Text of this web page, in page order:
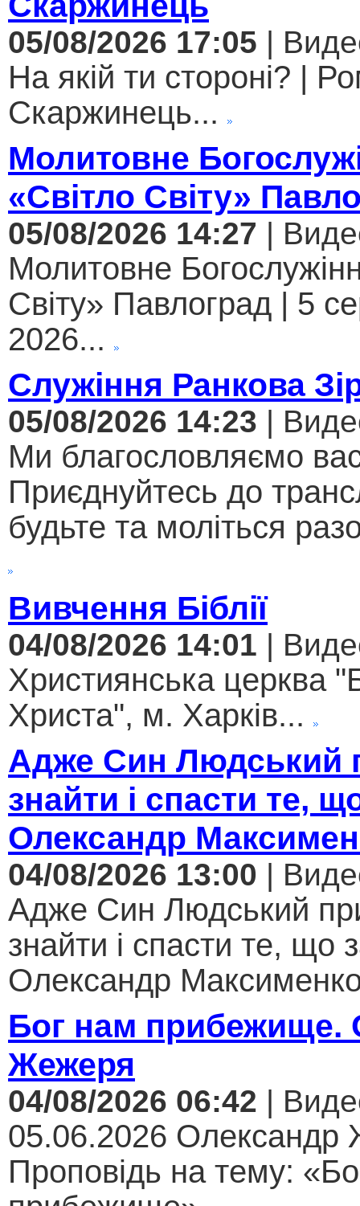
05/08/2026 17:05 |
На якій ти стороні? |
Скаржинець...
Молитовне
«Світло Світу»
05/08/2026 14:27 |
Молитовне
Світу» Павлоград | 5
2026...
Служіння Ранкова
05/08/2026 14:23 |
Ми благословляємо
Приєднуйтесь до
будьте та моліться
Вивчення Біблії
04/08/2026 14:01 |
Християнська церква
Христа", м. Харків...
Адже Син Людський
знайти і спасти те,
Олександр
04/08/2026 13:00 |
Адже Син Людський
знайти і спасти те, що
Олександр
Бог нам прибежище.
Жежеря
04/08/2026 06:42 |
05.06.2026 Олександр
Проповідь на тему: